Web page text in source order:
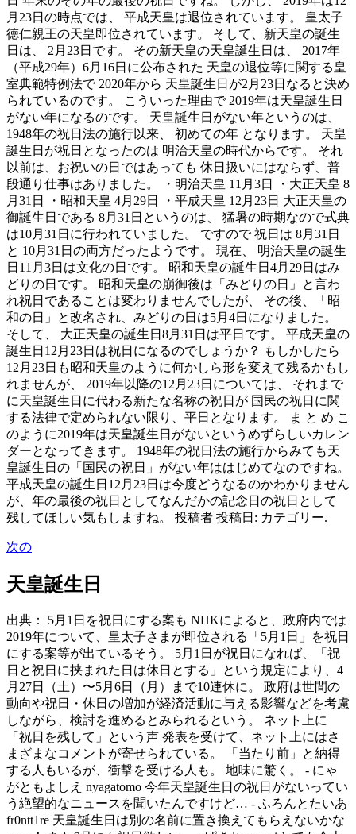
月23日の時点では、 平成天皇は退位されています。 皇太子
徳仁親王の天皇即位されています。 そして、新天皇の誕生
日は、 2月23日です。 その新天皇の天皇誕生日は、 2017年
（平成29年）6月16日に公布された 天皇の退位等に関する皇
室典範特例法で 2020年から 天皇誕生日が2月23日なると決め
られているのです。 こういった理由で 2019年は天皇誕生日
がない年になるのです。 天皇誕生日がない年というのは、
1948年の祝日法の施行以来、 初めての年 となります。 天皇
誕生日が祝日となったのは 明治天皇の時代からです。 それ
以前は、お祝いの日ではあっても 休日扱いにはならず、普
段通り仕事はありました。 ・明治天皇 11月3日 ・大正天皇 8
月31日 ・昭和天皇 4月29日 ・平成天皇 12月23日 大正天皇の
御誕生日である 8月31日というのは、 猛暑の時期なので式典
は10月31日に行われていました。 ですので 祝日は 8月31日
と 10月31日の両方だったようです。 現在、 明治天皇の誕生
日11月3日は文化の日です。 昭和天皇の誕生日4月29日はみ
どりの日です。 昭和天皇の崩御後は「みどりの日」と言わ
れ祝日であることは変わりませんでしたが、 その後、「昭
和の日」と改名され、みどりの日は5月4日になりました。
そして、 大正天皇の誕生日8月31日は平日です。 平成天皇の
誕生日12月23日は祝日になるのでしょうか？ もしかしたら
12月23日も昭和天皇のように何かしら形を変えて残るかもし
れませんが、 2019年以降の12月23日については、 それまで
に天皇誕生日に代わる新たな名称の祝日が 国民の祝日に関
する法律で定められない限り、平日となります。 ま と め こ
のように2019年は天皇誕生日がないというめずらしいカレン
ダーとなってきます。 1948年の祝日法の施行からみても天
皇誕生日の「国民の祝日」がない年ははじめてなのですね。
平成天皇の誕生日12月23日は今度どうなるのかわかりません
が、年の最後の祝日としてなんだかの記念日の祝日として
残してほしい気もしますね。 投稿者 投稿日: カテゴリー.
次の
天皇誕生日
出典： 5月1日を祝日にする案も NHKによると、政府内では
2019年について、皇太子さまが即位される「5月1日」を祝日
にする案等が出ているそう。 5月1日が祝日になれば、「祝
日と祝日に挟まれた日は休日とする」という規定により、4
月27日（土）〜5月6日（月）まで10連休に。 政府は世間の
動向や祝日・休日の増加が経済活動に与える影響などを考慮
しながら、検討を進めるとみられるという。 ネット上に
「祝日を残して」という声 発表を受けて、ネット上にはさ
まざまなコメントが寄せられている。 「当たり前」と納得
する人もいるが、衝撃を受ける人も。 地味に驚く。 - にゃ
がともよしえ nyagatomo 今年天皇誕生日の祝日がないってい
う絶望的なニュースを聞いたんですけど… - ふろんとたいあ
fr0ntt1re 天皇誕生日は別の名前に置き換えてもらえないかな